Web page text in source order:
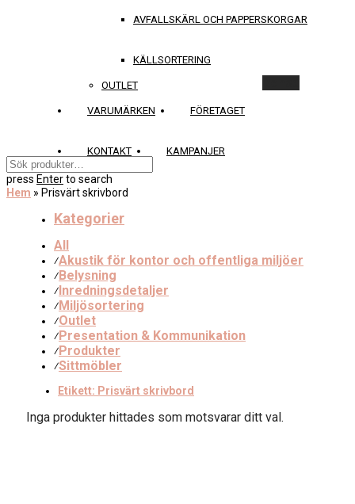
AVFALLSKÄRL OCH PAPPERSKORGAR
KÄLLSORTERING
OUTLET
VARUMÄRKEN FÖRETAGET
KONTAKT KAMPANJER
press Enterto search
Hem » Prisvärt skrivbord
Kategorier
All
⁄Akustik för kontor och offentliga miljöer
⁄Belysning
⁄Inredningsdetaljer
⁄Miljösortering
⁄Outlet
⁄Presentation & Kommunikation
⁄Produkter
⁄Sittmöbler
Etikett: Prisvärt skrivbord
Inga produkter hittades som motsvarar ditt val.